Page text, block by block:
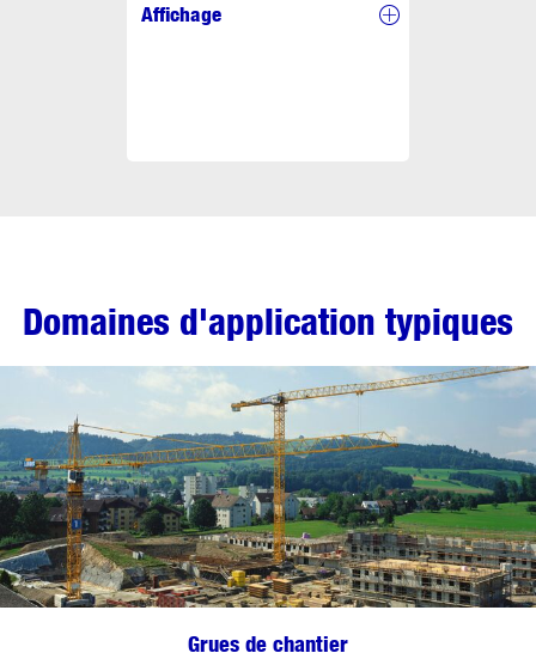
Affichage
Domaines d'application typiques
Grues de chantier